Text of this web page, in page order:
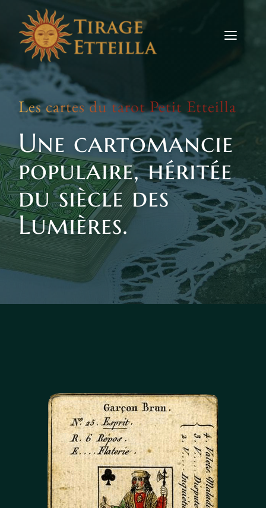
content
Toggle
Tirages
Etteilla
Signes
Actus
Contact
TIRER LES CARTES
Facebook
Les cartes du tarot Petit Etteilla
Une cartomancie
populaire, héritée
du siècle des
Lumières.